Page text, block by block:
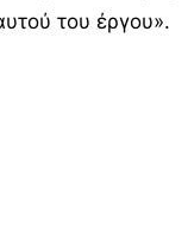
του έργου».